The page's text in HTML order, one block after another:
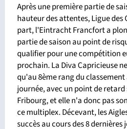
Après une première partie de
hauteur des attentes, Ligue des
part, l'Eintracht Francfort a
partie de saison au point de
qualifier pour une compétition
prochain. La Diva Capricieuse
qu'au 8ème rang du
journée, avec un point de retard
Fribourg, et elle n'a donc pas
ce multiplex. Décevant, les
succès au cours des 8 dernières